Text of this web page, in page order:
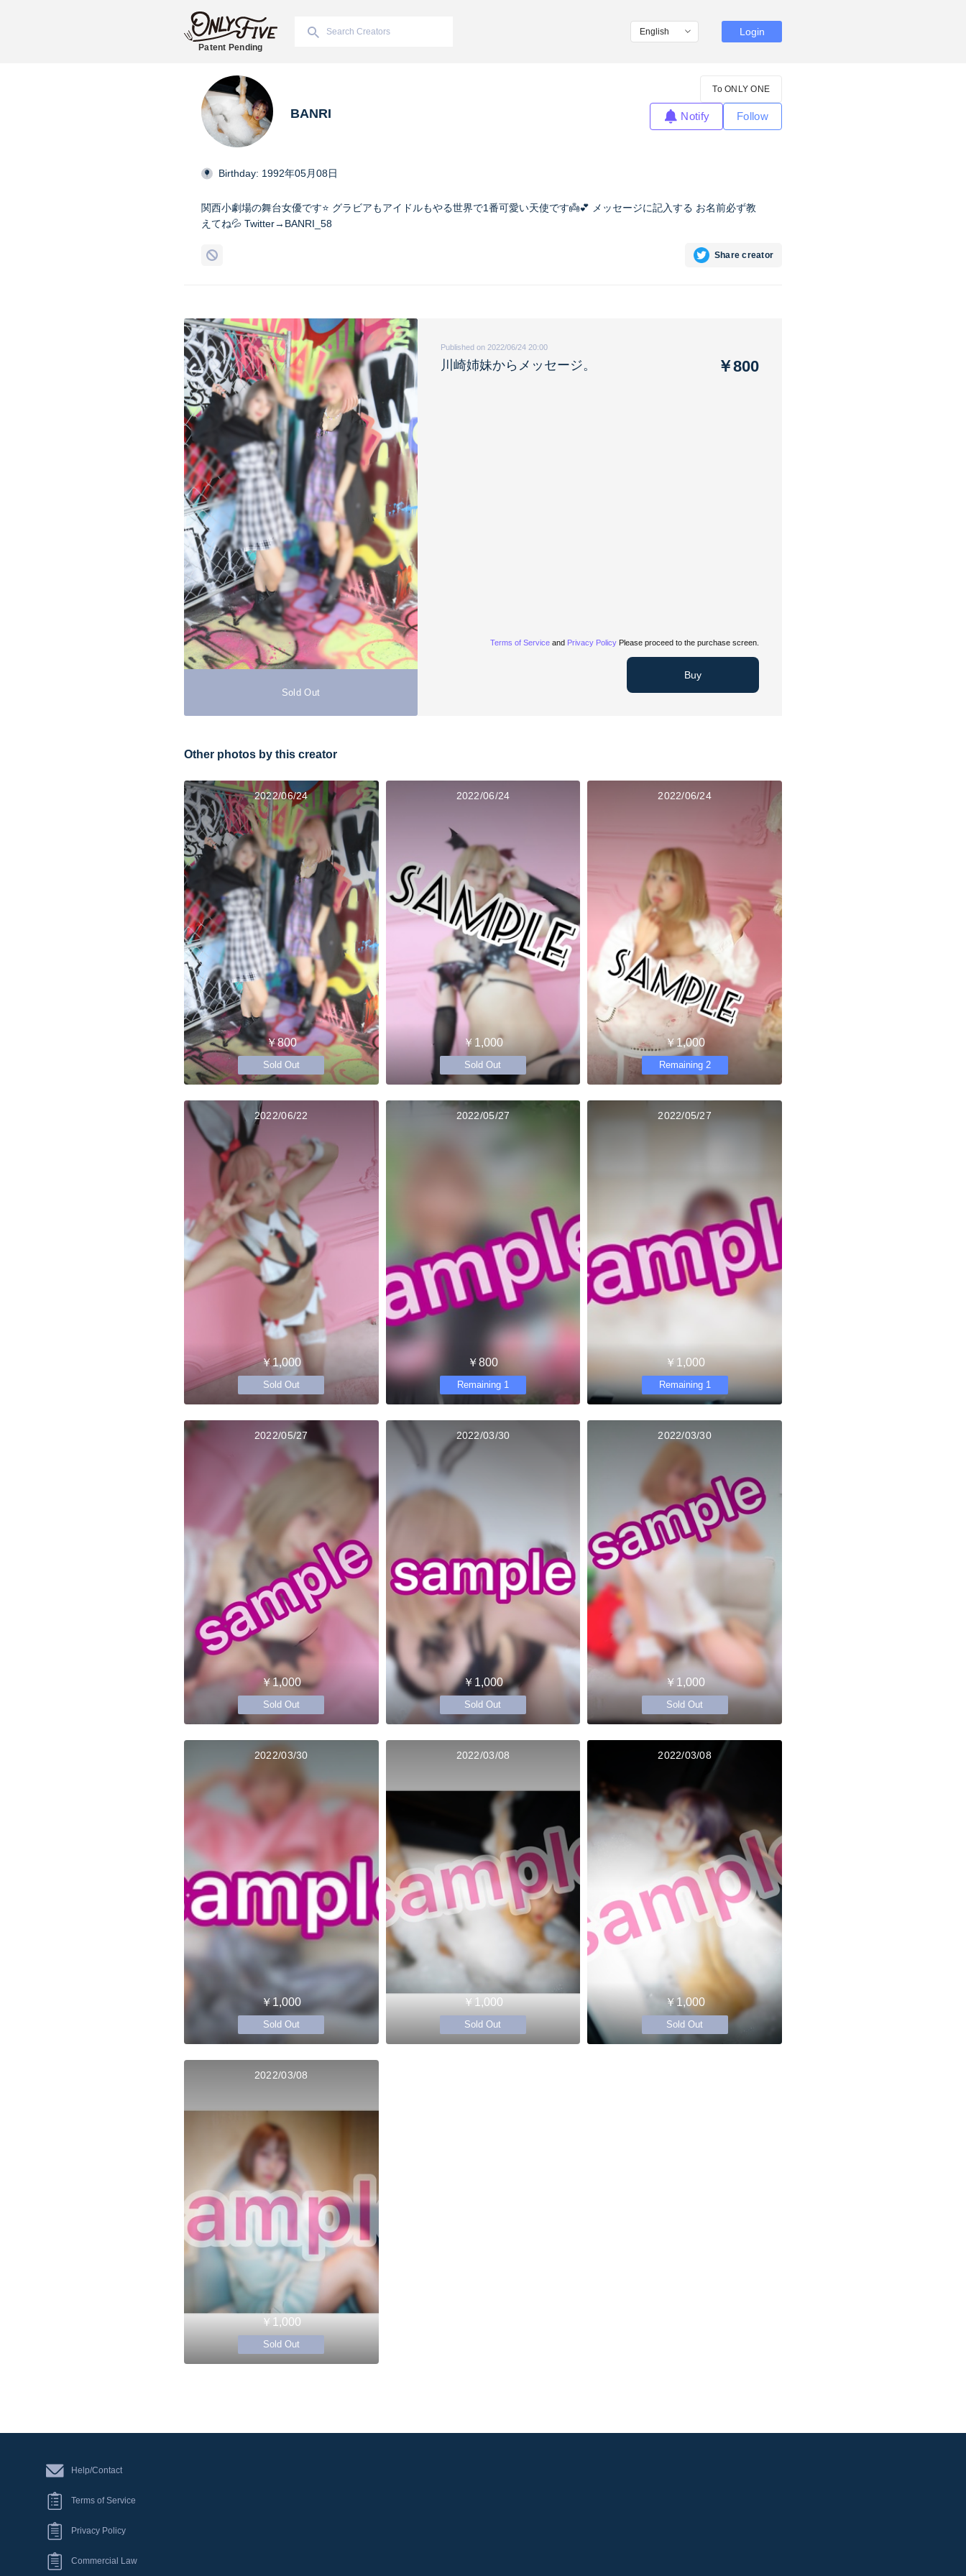
Patent Pending
Login
BANRI
To ONLY ONE
Notify Follow
Birthday: 1992年05月08日
関西小劇場の舞台女優です⭐ グラビアもアイドルもやる世界で1番可愛い天使です👼💕 メッセージに記入する お名前必ず教
えてね💦 Twitter→BANRI_58
Share creator
Sold Out
Published on 2022/06/24 20:00
川崎姉妹からメッセージ。 ￥800
Terms of Service and Privacy Policy Please proceed to the purchase screen.
Buy
Other photos by this creator
2022/06/24
￥800
Sold Out
2022/06/24
￥1,000
Sold Out
2022/06/24
￥1,000
Remaining 2
2022/06/22
￥1,000
Sold Out
2022/05/27
￥800
Remaining 1
2022/05/27
￥1,000
Remaining 1
2022/05/27
￥1,000
Sold Out
2022/03/30
￥1,000
Sold Out
2022/03/30
￥1,000
Sold Out
2022/03/30
￥1,000
Sold Out
2022/03/08
￥1,000
Sold Out
2022/03/08
￥1,000
Sold Out
2022/03/08
￥1,000
Sold Out
Help/Contact
Terms of Service
Privacy Policy
Commercial Law